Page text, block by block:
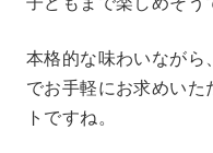
本格的な味わいながら
でお手軽にお求めい
トですね。